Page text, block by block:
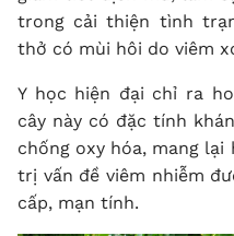
trong cải thiện tình
thở có mùi hôi do viêm
Y học hiện đại chỉ ra
cây này có đặc tính
chống oxy hóa, mang
trị vấn đề viêm nhiễm
cấp, mạn tính.